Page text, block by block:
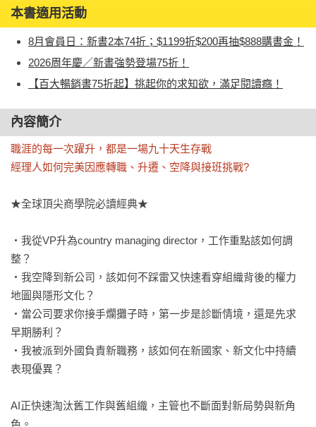
本書適用活動
8月會員日：新書2本74折；$1199折$200再抽$888購書金！
2026周年慶／新書強勢登場75折！
【百大暢銷書75折起】挑起你的求知欲，滿足閱讀癮！
內容簡介
職涯的每一次躍升，都是一場九十天生存戰
經理人如何完美因應轉職、升遷、空降與接班挑戰?
★全球頂尖商學院必讀經典★
‧我從VP升為country managing director，工作重點該如何調
整？
‧我空降到新公司，該如何不踩雷又快速看穿組織背後的權力
地圖與隱形文化？
‧當公司要求你接手爛攤子時，第一步是診斷情境，還是先求
早期勝利？
‧我被派到外國負責新職務，該如何在新國家、新文化中持續
表現優異？
AI正快速淘汰舊工作與舊組織，主管也不斷面對新局勢與新角
色。